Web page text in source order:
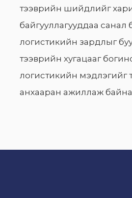
тээврийн шийдлийг
байгууллагууддаа санал
логистикийн зардлыг
тээврийн хугацааг
логистикийн мэдлэгийг
анхааран ажиллаж